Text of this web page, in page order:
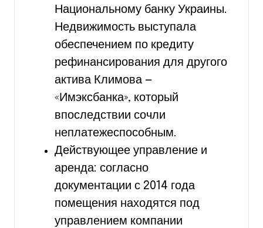
Национальному банку Украины.
Недвижимость выступала
обеспечением по кредиту
рефинансирования для другого
актива Климова —
«Имэксбанка», который
впоследствии сочли
неплатежеспособным.
Действующее управление и
аренда: согласно
документации с 2014 года
помещения находятся под
управлением компании